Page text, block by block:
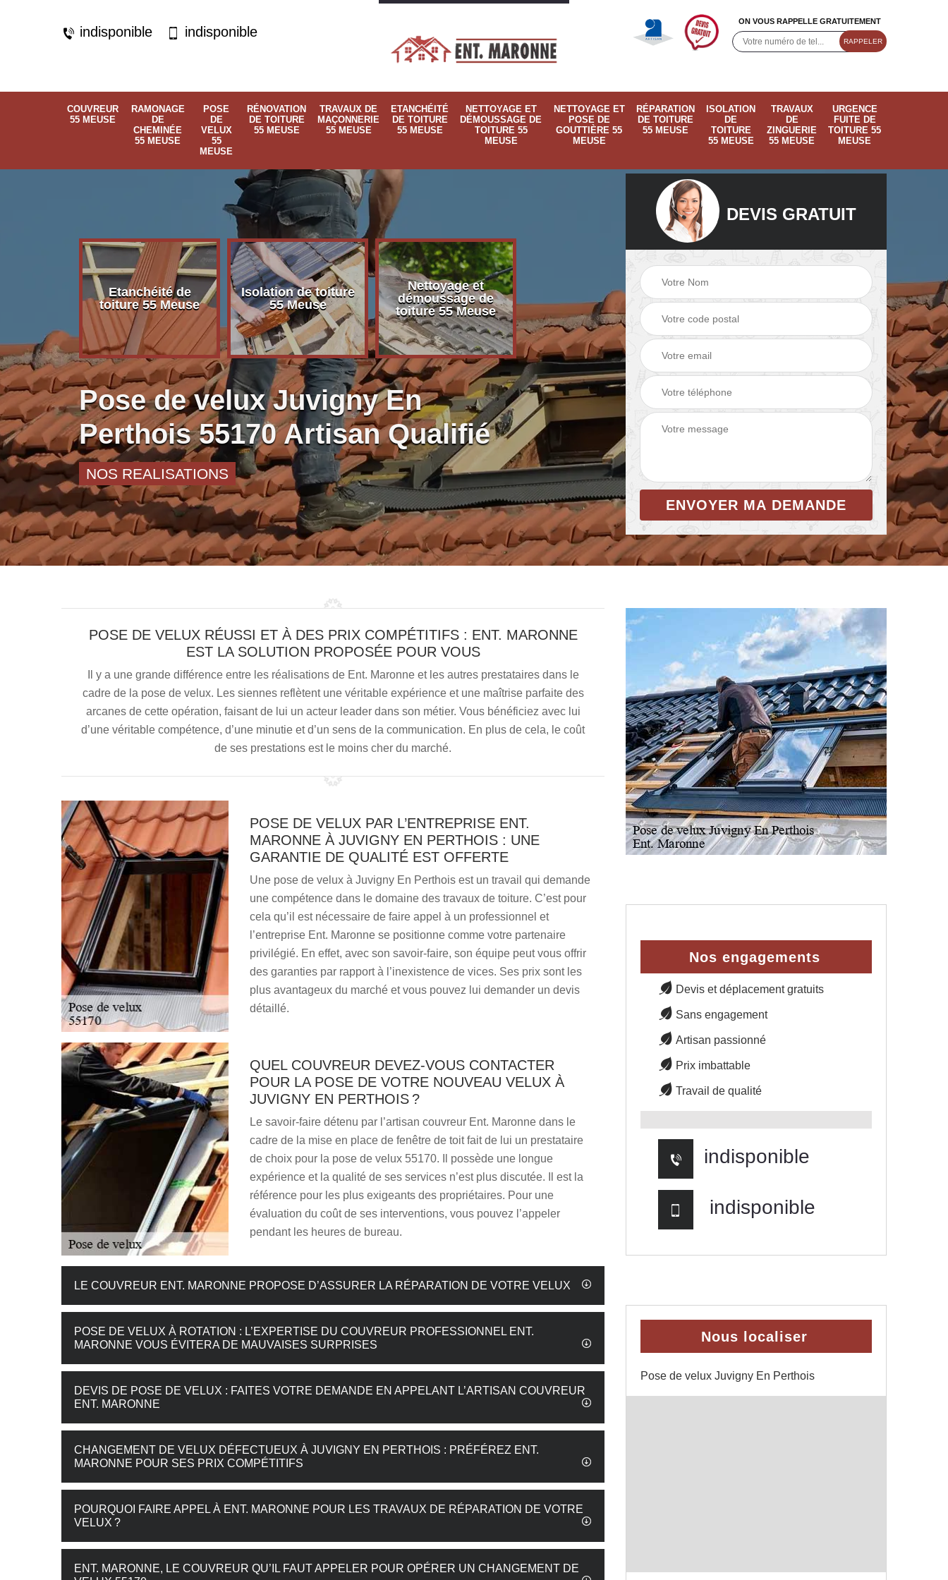
indisponible indisponible
ON VOUS RAPPELLE GRATUITEMENT
COUVREUR
55 MEUSE
RAMONAGE
DE
CHEMINÉE
55 MEUSE
POSE
DE
VELUX
55
MEUSE
RÉNOVATION
DE TOITURE
55 MEUSE
TRAVAUX DE
MAÇONNERIE
55 MEUSE
ETANCHÉITÉ
DE TOITURE
55 MEUSE
NETTOYAGE ET
DÉMOUSSAGE DE
TOITURE 55
MEUSE
NETTOYAGE ET
POSE DE
GOUTTIÈRE 55
MEUSE
RÉPARATION
DE TOITURE
55 MEUSE
ISOLATION
DE
TOITURE
55 MEUSE
TRAVAUX
DE
ZINGUERIE
55 MEUSE
URGENCE
FUITE DE
TOITURE 55
MEUSE
Etanchéité de
toiture 55 Meuse
Isolation de toiture
55 Meuse
Nettoyage et
démoussage de
toiture 55 Meuse
Nettoyage et pose
de gouttière 55
Meuse
Meuse
Ramonage de
cheminée 55
Pose de velux Juvigny En
Perthois 55170 Artisan Qualifié
NOS REALISATIONS
DEVIS GRATUIT
POSE DE VELUX RÉUSSI ET À DES PRIX COMPÉTITIFS : ENT. MARONNE
EST LA SOLUTION PROPOSÉE POUR VOUS
Il y a une grande différence entre les réalisations de Ent. Maronne et les autres prestataires dans le
cadre de la pose de velux. Les siennes reflètent une véritable expérience et une maîtrise parfaite des
arcanes de cette opération, faisant de lui un acteur leader dans son métier. Vous bénéficiez avec lui
d’une véritable compétence, d’une minutie et d’un sens de la communication. En plus de cela, le coût
de ses prestations est le moins cher du marché.
POSE DE VELUX PAR L’ENTREPRISE ENT.
MARONNE À JUVIGNY EN PERTHOIS : UNE
GARANTIE DE QUALITÉ EST OFFERTE
Une pose de velux à Juvigny En Perthois est un travail qui demande
une compétence dans le domaine des travaux de toiture. C’est pour
cela qu’il est nécessaire de faire appel à un professionnel et
l’entreprise Ent. Maronne se positionne comme votre partenaire
privilégié. En effet, avec son savoir-faire, son équipe peut vous offrir
des garanties par rapport à l’inexistence de vices. Ses prix sont les
plus avantageux du marché et vous pouvez lui demander un devis
détaillé.
QUEL COUVREUR DEVEZ-VOUS CONTACTER
POUR LA POSE DE VOTRE NOUVEAU VELUX À
JUVIGNY EN PERTHOIS ?
Le savoir-faire détenu par l’artisan couvreur Ent. Maronne dans le
cadre de la mise en place de fenêtre de toit fait de lui un prestataire
de choix pour la pose de velux 55170. Il possède une longue
expérience et la qualité de ses services n’est plus discutée. Il est la
référence pour les plus exigeants des propriétaires. Pour une
évaluation du coût de ses interventions, vous pouvez l’appeler
pendant les heures de bureau.
LE COUVREUR ENT. MARONNE PROPOSE D’ASSURER LA RÉPARATION DE VOTRE VELUX
POSE DE VELUX À ROTATION : L’EXPERTISE DU COUVREUR PROFESSIONNEL ENT.
MARONNE VOUS ÉVITERA DE MAUVAISES SURPRISES
DEVIS DE POSE DE VELUX : FAITES VOTRE DEMANDE EN APPELANT L’ARTISAN COUVREUR
ENT. MARONNE
CHANGEMENT DE VELUX DÉFECTUEUX À JUVIGNY EN PERTHOIS : PRÉFÉREZ ENT.
MARONNE POUR SES PRIX COMPÉTITIFS
POURQUOI FAIRE APPEL À ENT. MARONNE POUR LES TRAVAUX DE RÉPARATION DE VOTRE
VELUX ?
ENT. MARONNE, LE COUVREUR QU’IL FAUT APPELER POUR OPÉRER UN CHANGEMENT DE
Nos engagements
Devis et déplacement gratuits
Sans engagement
Artisan passionné
Prix imbattable
Travail de qualité
indisponible
indisponible
Nous localiser
Pose de velux Juvigny En Perthois